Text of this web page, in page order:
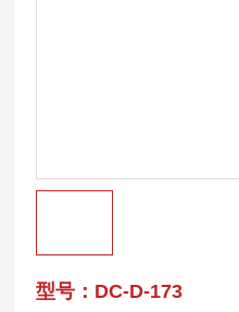
型号：DC-D-173